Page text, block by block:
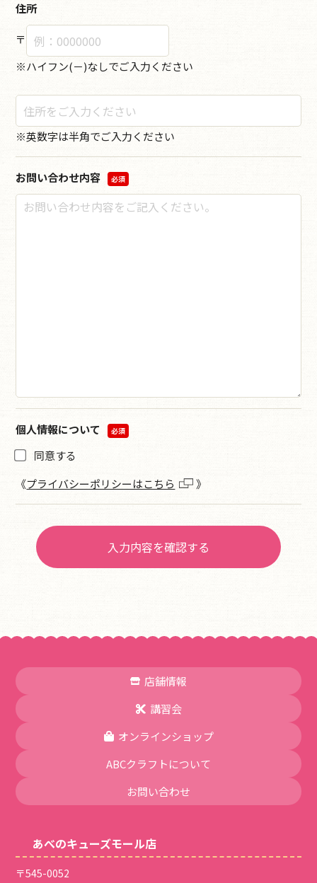
住所
〒
※ハイフン(－)なしでご入力ください
※英数字は半角でご入力ください
お問い合わせ内容 必須
個人情報について 必須
同意する
《プライバシーポリシーはこちら 》
店舗情報
講習会
オンラインショップ
ABCクラフトについて
お問い合わせ
あべのキューズモール店
〒545-0052